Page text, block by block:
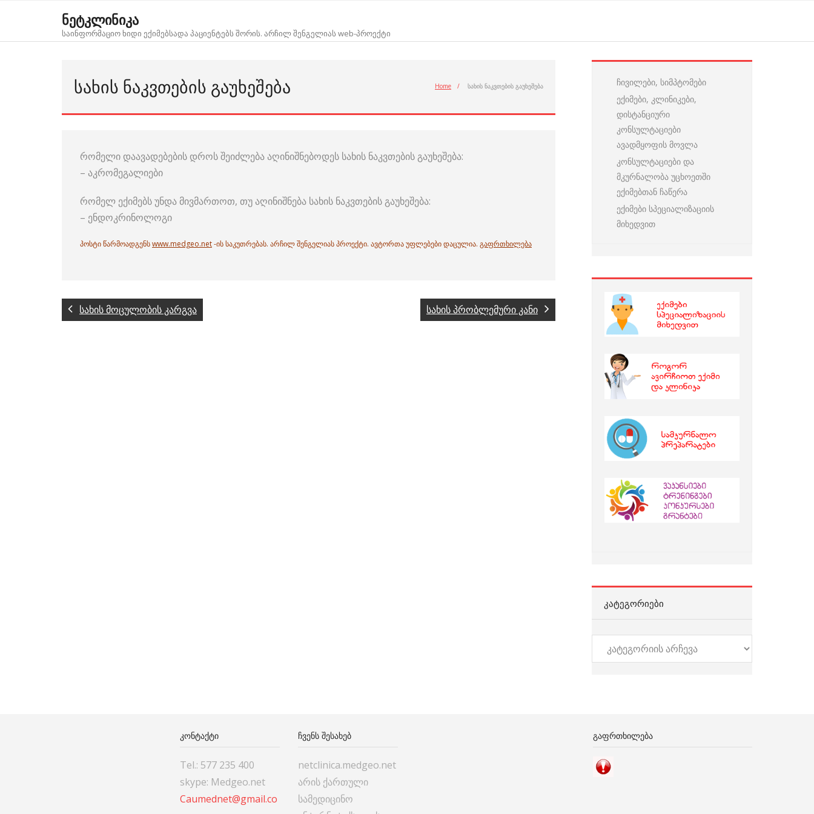
content
ნეტკლინიკა
საინფორმაციო ხიდი ექიმებსადა პაციენტებს შორის. არჩილ შენგელიას web-პროექტი
ᲡᲐᲮᲘᲡ ᲜᲐᲙᲕᲗᲔᲑᲘᲡ ᲒᲐᲣᲮᲔᲨᲔᲑᲐ Home / სახის ნაკვთების გაუხეშება
რომელი დაავადებების დროს შეიძლება აღინიშნებოდეს სახის ნაკვთების გაუხეშება:
– აკრომეგალიები
რომელ ექიმებს უნდა მივმართოთ, თუ აღინიშნება სახის ნაკვთების გაუხეშება:
– ენდოკრინოლოგი
პოსტი წარმოადგენსwww.medgeo.net-ის საკუთრებას. არჩილ შენგელიას პროექტი. ავტორთა უფლებები დაცულია. გაფრთხილება
სახის მოცულობის კარგვა სახის პრობლემური კანი
ჩივილები, სიმპტომები
ექიმები, კლინიკები,
დისტანციური
კონსულტაციები
ავადმყოფის მოვლა
კონსულტაციები და
მკურნალობა უცხოეთში
ექიმებთან ჩაწერა
ექიმები სპეციალიზაციის
მიხედვით
ᲙᲐᲢᲔᲒᲝᲠᲘᲔᲑᲘ
კატეგორიები
ᲙᲝᲜᲢᲐᲥᲢᲘ
Tel.: 577 235 400
skype: Medgeo.net
Caumednet@gmail.co
ᲩᲕᲔᲜᲡ ᲨᲔᲡᲐᲮᲔᲑ
netclinica.medgeo.net
არის ქართული
სამედიცინო
ᲒᲐᲤᲠᲗᲮᲘᲚᲔᲑᲐ